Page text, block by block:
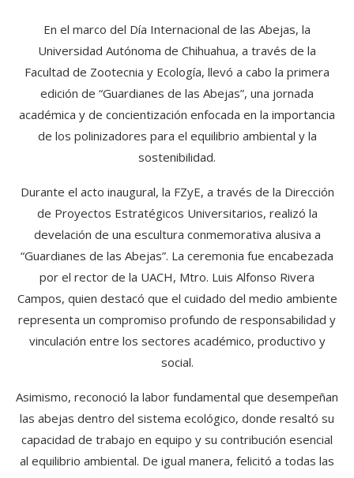
En el marco del Día Internacional de las Abejas, la
Universidad Autónoma de Chihuahua, a través de la
Facultad de Zootecnia y Ecología, llevó a cabo la primera
edición de “Guardianes de las Abejas”, una jornada
académica y de concientización enfocada en la importancia
de los polinizadores para el equilibrio ambiental y la
sostenibilidad.
Durante el acto inaugural, la FZyE, a través de la Dirección
de Proyectos Estratégicos Universitarios, realizó la
develación de una escultura conmemorativa alusiva a
“Guardianes de las Abejas”. La ceremonia fue encabezada
por el rector de la UACH, Mtro. Luis Alfonso Rivera
Campos, quien destacó que el cuidado del medio ambiente
representa un compromiso profundo de responsabilidad y
vinculación entre los sectores académico, productivo y
social.
Asimismo, reconoció la labor fundamental que desempeñan
las abejas dentro del sistema ecológico, donde resaltó su
capacidad de trabajo en equipo y su contribución esencial
al equilibrio ambiental. De igual manera, felicitó a todas las